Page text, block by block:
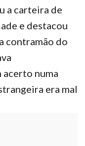
a carteira de
e destacou
contramão do
acerto numa
era mal